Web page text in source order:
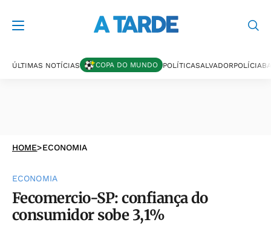
ÚLTIMAS NOTÍCIAS COPA DO MUNDO POLÍTICASALVADORPOLÍCIA
HOME>ECONOMIA
ECONOMIA
Fecomercio-SP: confiança do
consumidor sobe 3,1%